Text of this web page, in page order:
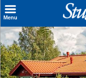
Menu
Sök stuga
Sista Minuten